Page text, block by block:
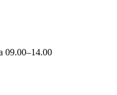
09.00–14.00